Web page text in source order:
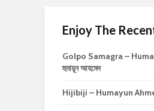
Enjoy The
Golpo Samagra –
হুমায়ূন আহমেদ
Hijibiji – Humayun